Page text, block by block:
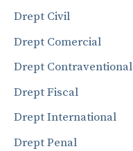
Drept Civil
Drept Comercial
Drept Contraventional
Drept Fiscal
Drept International
Drept Penal